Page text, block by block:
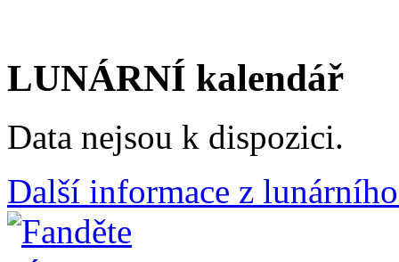
LUNÁRNÍ kalendář
Data nejsou k dispozici.
Další informace z